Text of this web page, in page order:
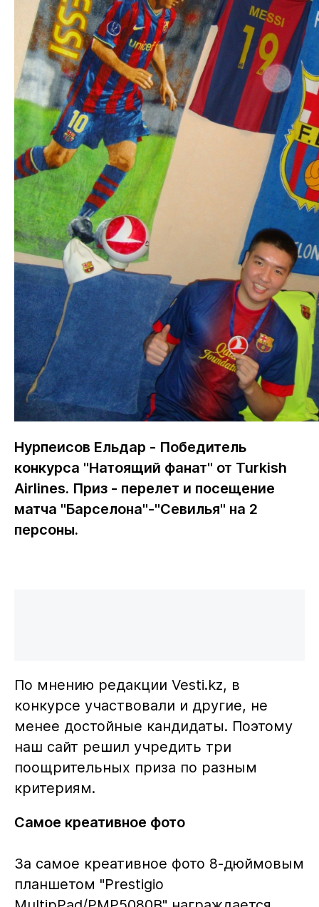
Нурпеисов Ельдар - Победитель
конкурса "Натоящий фанат" от Turkish
Airlines. Приз - перелет и посещение
матча "Барселона"-"Севилья" на 2
персоны.
По мнению редакции Vesti.kz, в
конкурсе участвовали и другие, не
менее достойные кандидаты. Поэтому
наш сайт решил учредить три
поощрительных приза по разным
критериям.
Самое креативное фото
За самое креативное фото 8-дюймовым
планшетом "Prestigio